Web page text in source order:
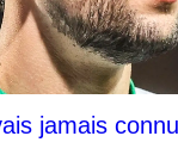
jamais